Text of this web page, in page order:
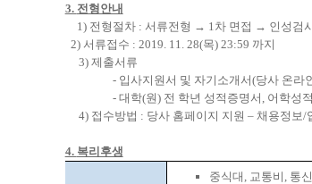
3. 전형안내
1) 전형절차: 서류전형 → 1 차 면접 → 인성검
2) 서류접수 : 2019. 11. 28(목) 23:59 까지
3) 제출서류
- 입사지원서 및 자기소개서(당사 온라
- 대학(원) 전 학년 성적증명서 어학성
4) 접수방법 : 당사 홈페이지 지원 – 채용정보/
4. 복리후생
중식대 교통비 통